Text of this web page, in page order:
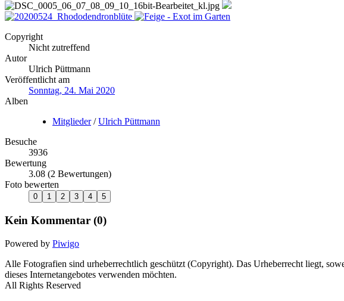
Copyright
Nicht zutreffend
Autor
Ulrich Püttmann
Veröffentlicht am
Sonntag, 24. Mai 2020
Alben
Mitglieder/Ulrich Püttmann
Besuche
3936
Bewertung
3.08 (2 Bewertungen)
Foto bewerten
Kein Kommentar (0)
Powered by Piwigo
Alle Fotografien sind urheberrechtlich geschützt (Copyright). Das Urheberrecht liegt,
dieses Internetangebotes verwenden möchten.
All Rights Reserved